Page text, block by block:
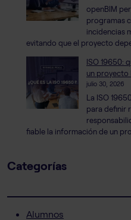
openBIM
programas
incidencias
evitando que el proyecto
ISO 19650:
un proyecto
julio 30, 2026
La ISO
para definir
fiable la información de un
Categorías
Alumnos